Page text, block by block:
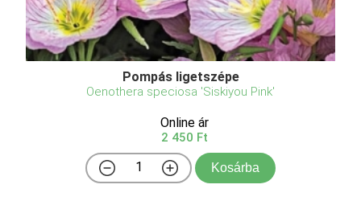
Pompás ligetszépe
Oenothera speciosa 'Siskiyou Pink'
Online ár
2 450 Ft
Kosárba